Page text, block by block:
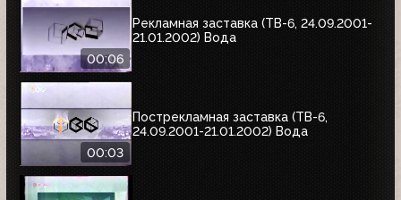
00:06
Рекламная заставка (ТВ-6, 24.09.2001-
21.01.2002) Вода
00:03
Пострекламная заставка (ТВ-6,
24.09.2001-21.01.2002) Вода